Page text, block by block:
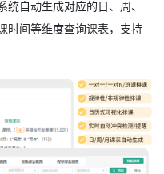
自动生成对应的日、周、
时间等维度查询课表，支持